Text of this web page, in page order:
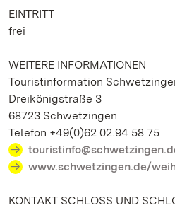
EINTRITT
frei
WEITERE INFORMATIONEN
Touristinformation
Dreikönigstraße 3
68723 Schwetzingen
Telefon +49(0)62 02.94 58 75
www.schwetzingen.de/
KONTAKT SCHLOSS UND